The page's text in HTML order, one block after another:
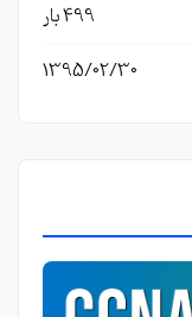
499 بار
1395/02/30